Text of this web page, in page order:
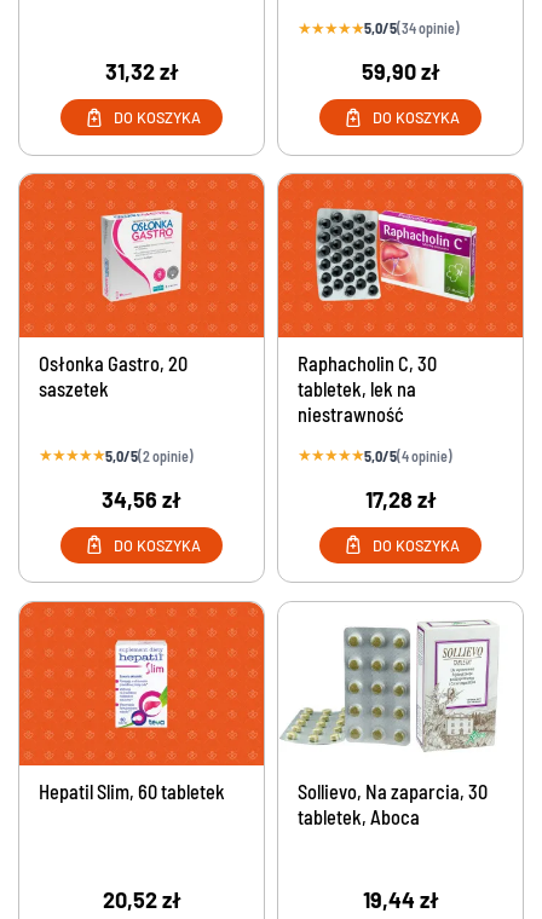
31,32 zł
DO KOSZYKA
★★★★★5,0/5(34 opinie)
59,90 zł
DO KOSZYKA
Osłonka Gastro, 20
saszetek
★★★★★5,0/5(2 opinie)
34,56 zł
DO KOSZYKA
Raphacholin C, 30
tabletek, lek na
niestrawność
★★★★★5,0/5(4 opinie)
17,28 zł
DO KOSZYKA
Hepatil Slim, 60 tabletek
20,52 zł
Sollievo, Na zaparcia, 30
tabletek, Aboca
19,44 zł